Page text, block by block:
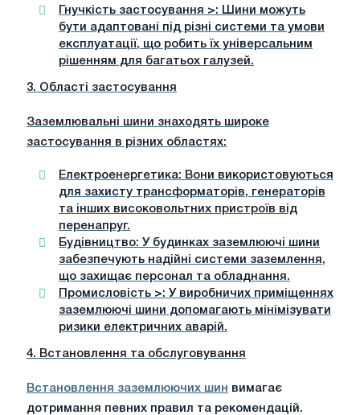
Гнучкість застосування >: Шини можуть
бути адаптовані під різні системи та умови
експлуатації, що робить їх універсальним
рішенням для багатьох галузей.
3. Області застосування
Заземлювальні шини знаходять широке
застосування в різних областях:
Електроенергетика: Вони використовуються
для захисту трансформаторів, генераторів
та інших високовольтних пристроїв від
перенапруг.
Будівництво: У будинках заземлюючі шини
забезпечують надійні системи заземлення,
що захищає персонал та обладнання.
Промисловість >: У виробничих приміщеннях
заземлюючі шини допомагають мінімізувати
ризики електричних аварій.
4. Встановлення та обслуговування
Встановлення заземлюючих шин вимагає
дотримання певних правил та рекомендацій.